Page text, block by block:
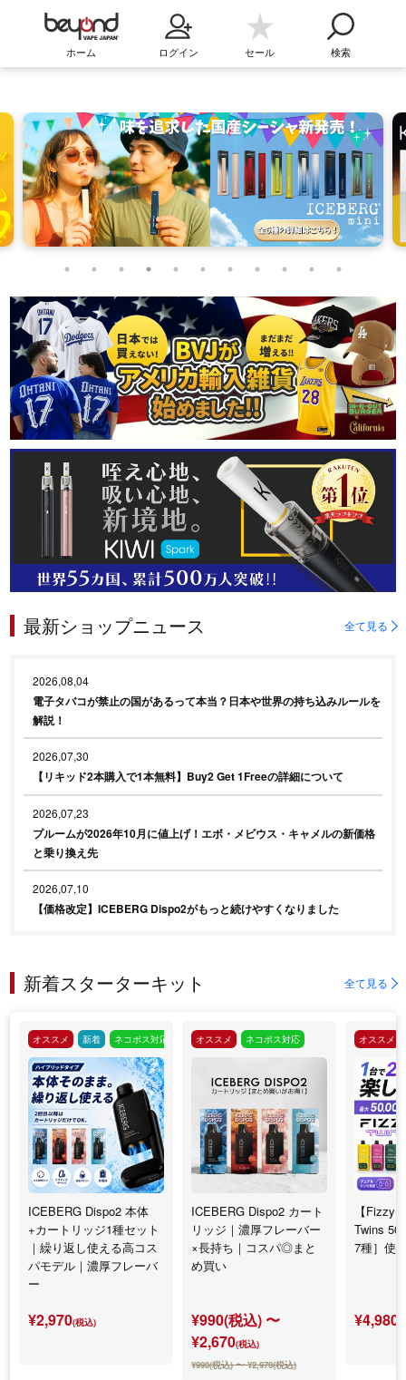
ホーム ログイン セール 検索
最新ショップニュース 全て見る
2026,08,04
電子タバコが禁止の国があるって本当？日本や世界の持ち込みルールを
解説！
2026,07,30
【リキッド2本購入で1本無料】Buy2 Get 1Freeの詳細について
2026,07,23
プルームが2026年10月に値上げ！エボ・メビウス・キャメルの新価格
と乗り換え先
2026,07,10
【価格改定】ICEBERG Dispo2がもっと続けやすくなりました
新着スターターキット 全て見る
オススメ 新着 ネコポス対応
ICEBERG Dispo2 本体
+カートリッジ1種セット
｜繰り返し使える高コス
パモデル｜濃厚フレーバ
ー
¥2,970(税込)
オススメ ネコポス対応
ICEBERG Dispo2 カート
リッジ｜濃厚フレーバー
×長持ち｜コスパ◎まと
め買い
¥990(税込) 〜
¥2,670(税込)
¥990(税込) 〜 ¥2,970(税込)
オススメ
【Fizzy
Twins
7種］使
¥4,980